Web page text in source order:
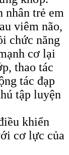
nhân trẻ em
viêm não,
chức năng
cơ lại
thao tác
tác đạp
tập luyện
khiển
cơ lực của